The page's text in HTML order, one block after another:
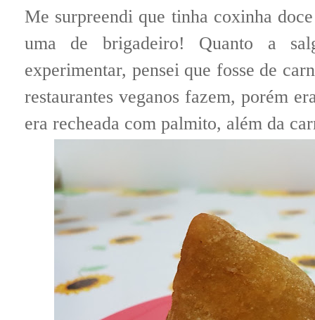
Me surpreendi que tinha coxinha
uma de brigadeiro! Quanto a
experimentar, pensei que fosse de
restaurantes veganos fazem, porém
era recheada com palmito, além da